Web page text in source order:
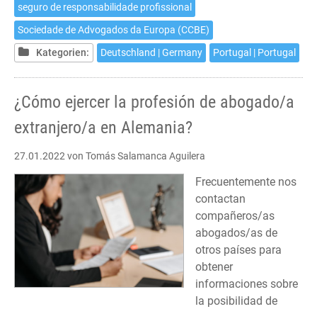
seguro de responsabilidade profissional
Sociedade de Advogados da Europa (CCBE)
Kategorien:
Deutschland | Germany Portugal | Portugal
¿Cómo ejercer la profesión de abogado/a
extranjero/a en Alemania?
27.01.2022 von Tomás Salamanca Aguilera
Frecuentemente nos
contactan
compañeros/as
abogados/as de
otros países para
obtener
informaciones sobre
la posibilidad de